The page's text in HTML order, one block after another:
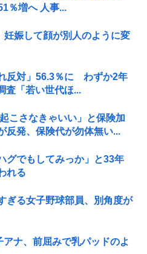
％増へ 人事...
妊娠して顔が別人のように変
反対」56.3％に わずか2年
査「若い世代ほ...
こさなきゃいい」と保険加
反発、保険代が勿体無い...
グでもしてみっか」と33年
れる
ぎる女子野球部員、別角度が
アナ、前屈みで乳パッドのよ